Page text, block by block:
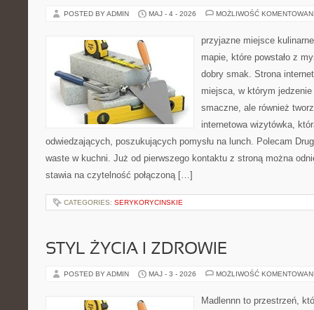
POSTED BY ADMIN MAJ - 4 - 2026 MOŻLIWOŚĆ
przyjazne miejsce
mapie, które powstało z
dobry smak. Strona
miejsca, w którym
smaczne, ale również
internetowa wizytówka,
odwiedzających, poszukujących pomysłu na lunch. Polecam
waste w kuchni. Już od pierwszego kontaktu z stroną można
stawia na czytelność połączoną […]
CATEGORIES: SERYKORYCINSKIE
STYL ŻYCIA I ZDROWIE
POSTED BY ADMIN MAJ - 3 - 2026 MOŻLIWOŚĆ
Madlennn to przestrzeń,